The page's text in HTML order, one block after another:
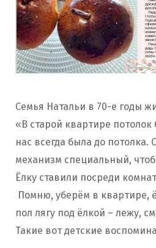
Семья Натальи в 70-е годы
«В старой квартире потолок
нас всегда была до потолка.
механизм специальный,
Ёлку ставили посреди
Помню, уберём в квартире,
пол лягу под ёлкой – лежу,
Такие вот детские